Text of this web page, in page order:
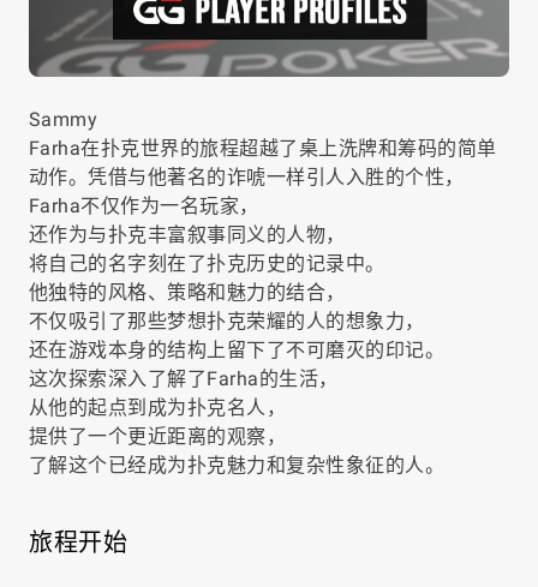
Sammy
Farha在扑克世界的旅程超越了桌上洗牌和筹码的简单
动作。凭借与他著名的诈唬一样引人入胜的个性，
Farha不仅作为一名玩家，
还作为与扑克丰富叙事同义的人物，
将自己的名字刻在了扑克历史的记录中。
他独特的风格、策略和魅力的结合，
不仅吸引了那些梦想扑克荣耀的人的想象力，
还在游戏本身的结构上留下了不可磨灭的印记。
这次探索深入了解了Farha的生活，
从他的起点到成为扑克名人，
提供了一个更近距离的观察，
了解这个已经成为扑克魅力和复杂性象征的人。
旅程开始